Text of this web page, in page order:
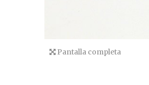
Pantalla completa